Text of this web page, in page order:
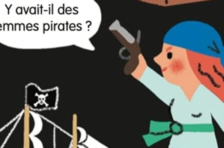
– Vento Manuel de l’élève – Edition 2016